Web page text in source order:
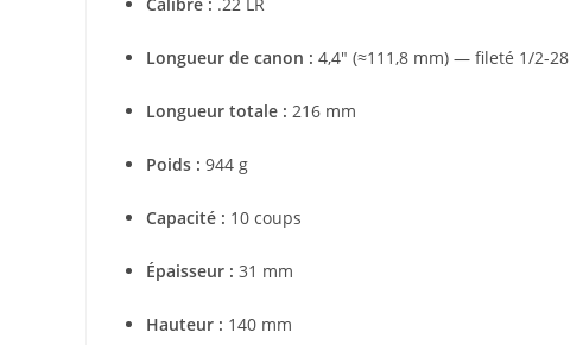
Longueur de canon : 4,4″ (≈111,8 mm) — fileté 1/2-28
Longueur totale : 216 mm
Poids : 944 g
Capacité : 10 coups
Épaisseur : 31 mm
Hauteur : 140 mm